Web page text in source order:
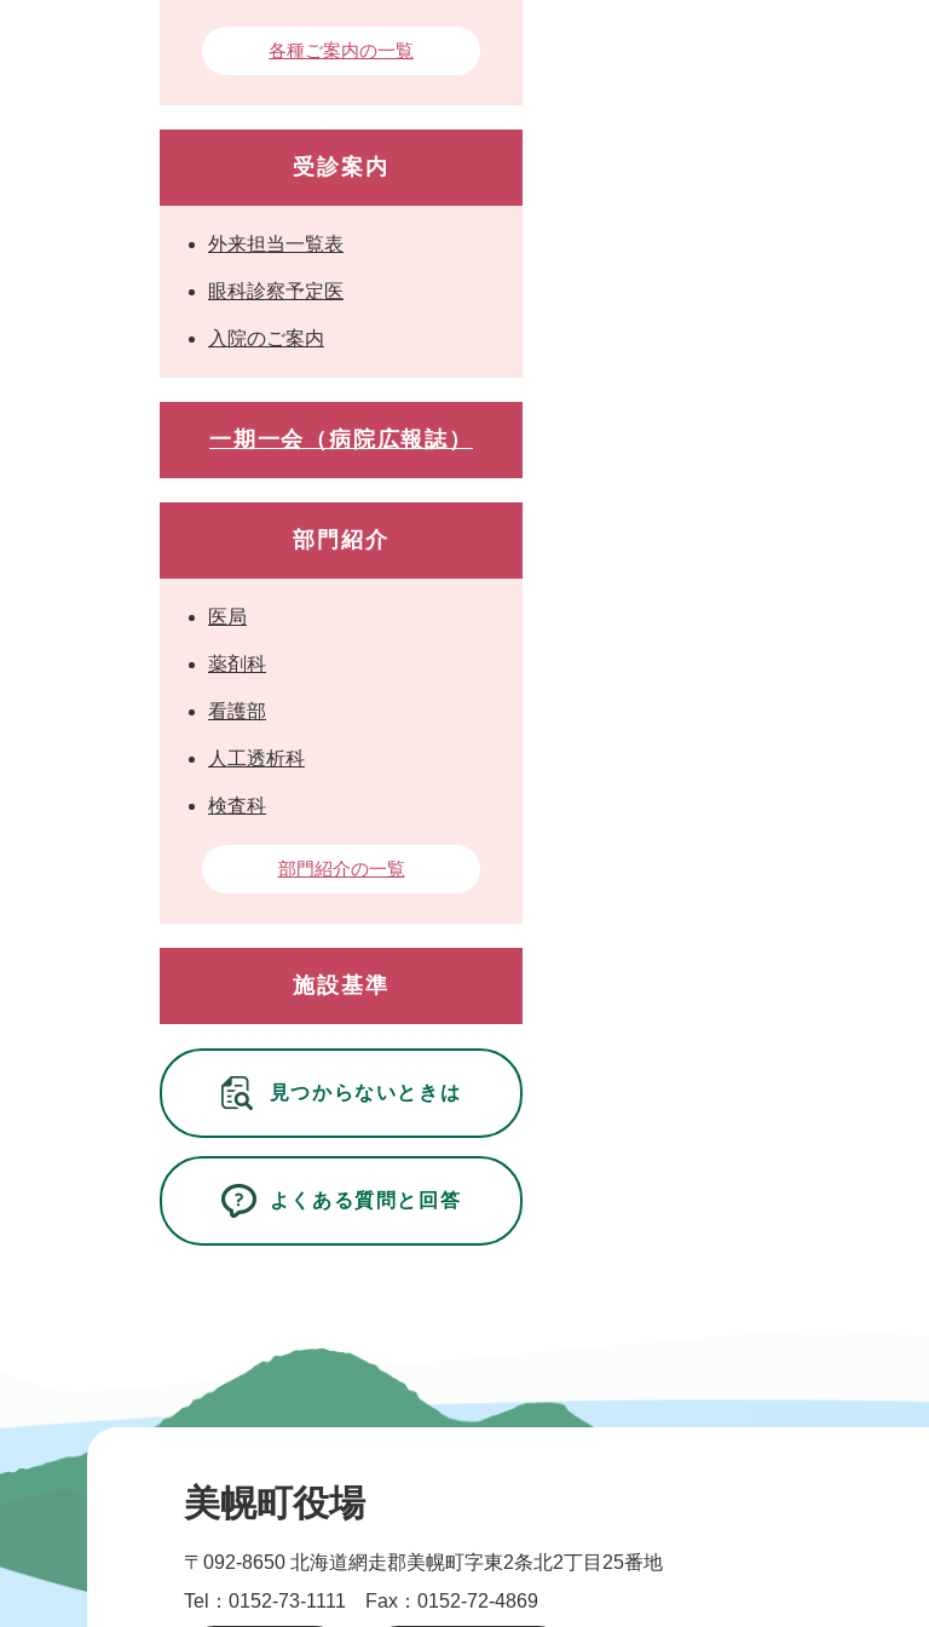
各種ご案内の一覧
受診案内
外来担当一覧表
眼科診察予定医
入院のご案内
一期一会（病院広報誌）
部門紹介
医局
薬剤科
看護部
人工透析科
検査科
部門紹介の一覧
施設基準
見つからないときは
よくある質問と回答
美幌町役場
〒092-8650 北海道網走郡美幌町字東2条北2丁目25番地
Tel：0152-73-1111 Fax：0152-72-4869